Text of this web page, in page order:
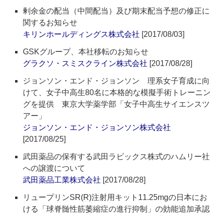
剰余金の配当（中間配当）及び期末配当予想の修正に
関するお知らせ
キリンホールディングス株式会社 [2017/08/03]
GSKグループ、本社移転のお知らせ
グラクソ・スミスクライン株式会社 [2017/08/28]
ジョンソン・エンド・ジョンソン 理系女子育成に向
けて、女子中高生80名に本格的な模擬手術トレーニン
グを提供 東京大学薬学部「女子中高生サイエンスツ
アー」
ジョンソン・エンド・ジョンソン株式会社
[2017/08/25]
武田薬品の保有する武田ラビックス株式のハムリー社
への譲渡について
武田薬品工業株式会社 [2017/08/28]
リュープリンSR(R)注射用キット11.25mgの日本にお
ける「球脊髄性筋萎縮症の進行抑制」の効能追加承認